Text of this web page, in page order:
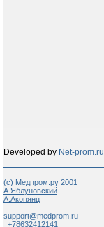
Developed by Net-prom.ru
(c) Медпром.ру 2001
А.Яблуновский
А.Акопянц
support@medprom.ru
+78632412141